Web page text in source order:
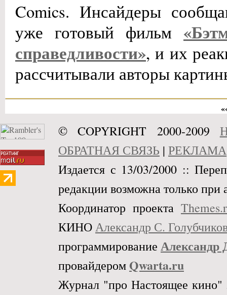
Comics. Инсайдеры
уже готовый фильм
справедливости», и их
рассчитывали авторы
© COPYRIGHT 2000-2009
ОБРАТНАЯ СВЯЗЬ | РЕКЛАМА
Издается с 13/03/2000 ::
редакции возможна только
Координатор проекта
КИНОАлександр С.
программирование Александр
провайдером Qwarta.ru
Журнал "про Настоящее кино"